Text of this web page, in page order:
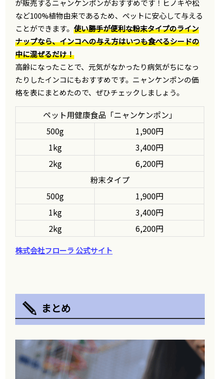
が販売するニャンケンポンがおすすめです！ヒノキや松
など100%植物由来であるため、ペットに安心して与える
ことができます。使い勝手が便利な粉末タイプのライン
ナップなら、インコへの与え方はいつも食べるシードの
中に混ぜるだけ！
高齢になったことで、元気がなかったり病気がちになっ
たりしたインコにもおすすめです。ニャンケンポンの価
格を表にまとめたので、ぜひチェックしましょう。
ペット用健康食品「ニャンケンポン」
500g
1,900円
1kg
3,400円
2kg
6,200円
粉末タイプ
500g
1,900円
1kg
3,400円
2kg
6,200円
株式会社フローラ 公式サイト
まとめ